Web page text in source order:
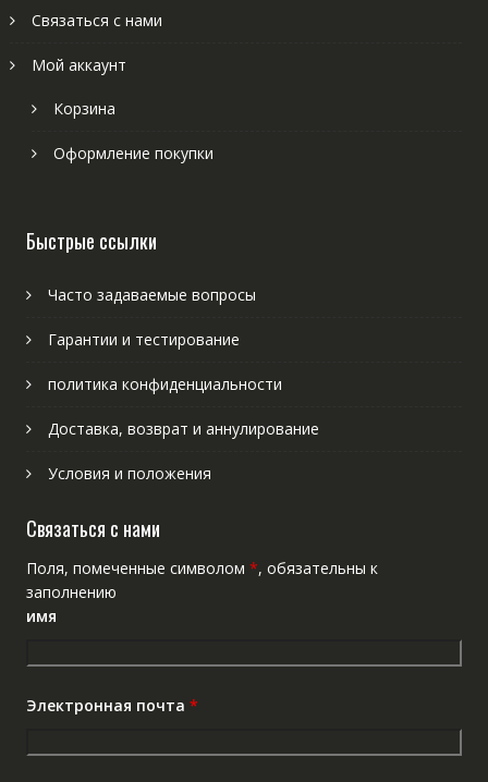
Связаться с нами
Мой аккаунт
Корзина
Оформление покупки
Быстрые ссылки
Часто задаваемые вопросы
Гарантии и тестирование
политика конфиденциальности
Доставка, возврат и аннулирование
Условия и положения
Связаться с нами
Поля, помеченные символом *, обязательны к
заполнению
имя
Электронная почта *